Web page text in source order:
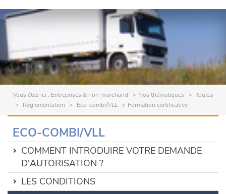
Vous êtes ici : Entreprises & non-marchand Nos thématiques
Routes
Réglementation
Eco-combi/VLL Formation certificative
ECO-COMBI/VLL
COMMENT INTRODUIRE VOTRE DEMANDE
D'AUTORISATION ?
LES CONDITIONS